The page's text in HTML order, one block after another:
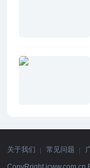
关于我们 常见问题